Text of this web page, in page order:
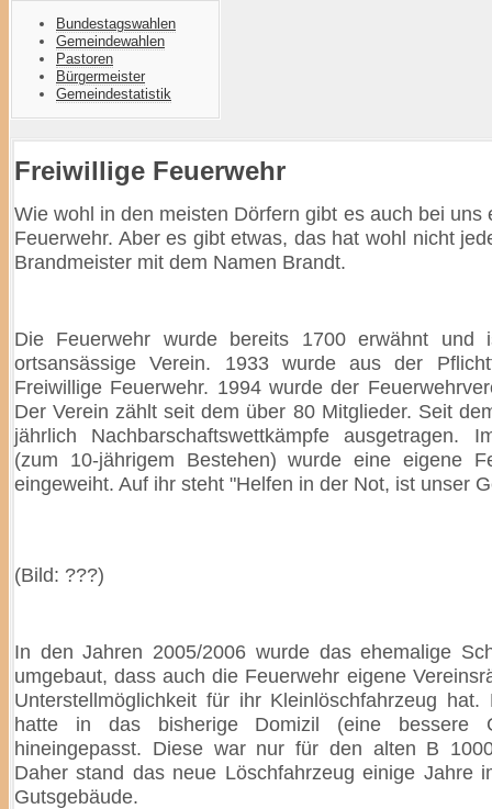
Bundestagswahlen
Gemeindewahlen
Pastoren
Bürgermeister
Gemeindestatistik
Freiwillige Feuerwehr
Wie wohl in den meisten Dörfern gibt es auch bei uns
Feuerwehr. Aber es gibt etwas, das hat wohl nicht
Brandmeister mit dem Namen Brandt.
Die Feuerwehr wurde bereits 1700 erwähnt und
ortsansässige Verein. 1933 wurde aus der
Freiwillige Feuerwehr. 1994 wurde der
Der Verein zählt seit dem über 80 Mitglieder. Seit
jährlich Nachbarschaftswettkämpfe ausgetragen.
(zum 10-jährigem Bestehen) wurde eine eigene
eingeweiht. Auf ihr steht "Helfen in der Not, ist unser
(Bild: ???)
In den Jahren 2005/2006 wurde das ehemalige
umgebaut, dass auch die Feuerwehr eigene
Unterstellmöglichkeit für ihr Kleinlöschfahrzeug hat.
hatte in das bisherige Domizil (eine bessere
hineingepasst. Diese war nur für den alten B
Daher stand das neue Löschfahrzeug einige Jahre
Gutsgebäude.